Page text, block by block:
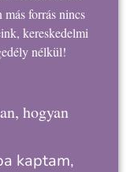
forrás nincs
kereskedelmi
nélkül!
hogyan
kaptam,